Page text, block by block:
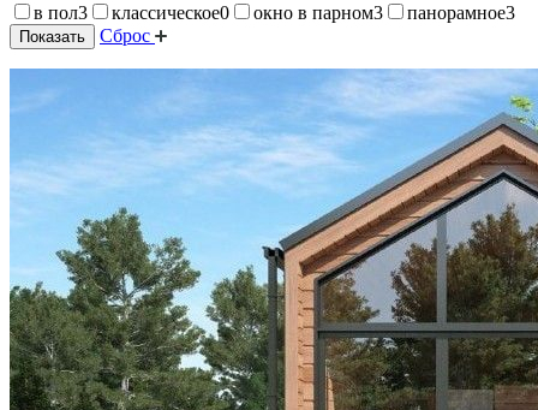
в пол3 классическое0 окно в парном3 панорамное3
Показать Сброс